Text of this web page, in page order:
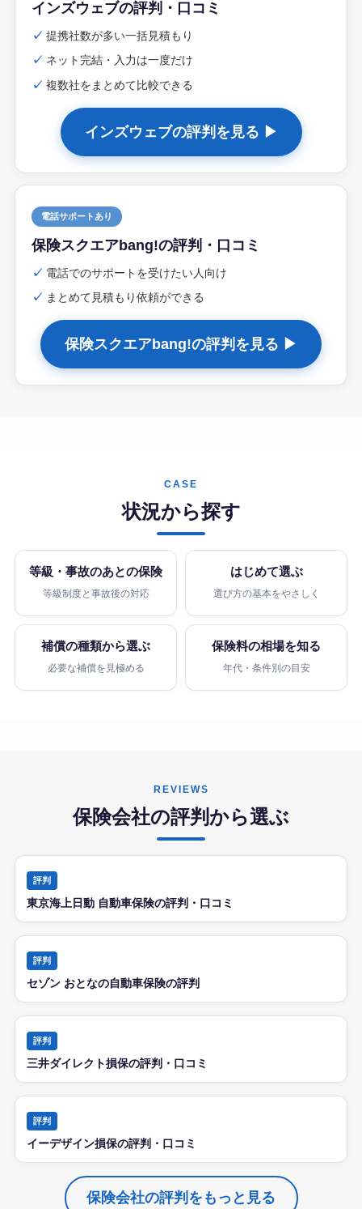
インズウェブの評判・口コミ
✓ 提携社数が多い一括見積もり
✓ ネット完結・入力は一度だけ
✓ 複数社をまとめて比較できる
インズウェブの評判を見る ▶
電話サポートあり
保険スクエアbang!の評判・口コミ
✓ 電話でのサポートを受けたい人向け
✓ まとめて見積もり依頼ができる
保険スクエアbang!の評判を見る ▶
CASE
状況から探す
等級・事故のあとの保険
等級制度と事故後の対応
はじめて選ぶ
選び方の基本をやさしく
補償の種類から選ぶ
必要な補償を見極める
保険料の相場を知る
年代・条件別の目安
REVIEWS
保険会社の評判から選ぶ
評判
東京海上日動 自動車保険の評判・口コミ
評判
セゾン おとなの自動車保険の評判
評判
三井ダイレクト損保の評判・口コミ
評判
イーデザイン損保の評判・口コミ
保険会社の評判をもっと見る